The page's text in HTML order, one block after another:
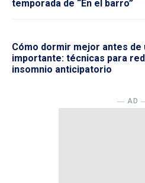
temporada de “En el barro”
Cómo dormir mejor antes de
importante: técnicas para
insomnio anticipatorio
― AD